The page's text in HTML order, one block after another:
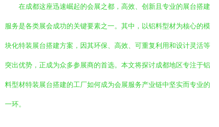
在成都这座迅速崛起的会展之都，高效、创新且专业的展台搭建
服务是各类展会成功的关键要素之一。其中，以铝料型材为核心的模
块化特装展台搭建方案，因其环保、高效、可重复利用和设计灵活等
突出优势，正成为众多参展商的首选。本文将探讨成都地区专注于铝
料型材特装展台搭建的工厂如何成为会展服务产业链中坚实而专业的
一环。